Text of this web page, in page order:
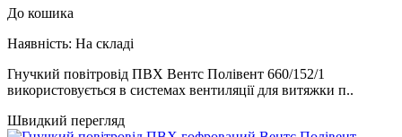
До кошика
Наявність: На складі
Гнучкий повітровід ПВХ Вентс Полівент 660/152/1
використовується в системах вентиляції для витяжки п..
Швидкий перегляд